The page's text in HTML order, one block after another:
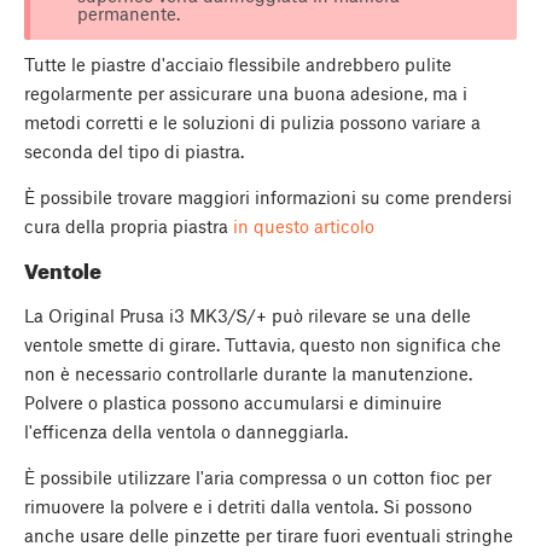
permanente.
Tutte le piastre d'acciaio flessibile andrebbero pulite
regolarmente per assicurare una buona adesione, ma i
metodi corretti e le soluzioni di pulizia possono variare a
seconda del tipo di piastra.
È possibile trovare maggiori informazioni su come prendersi
cura della propria piastra in questo articolo
Ventole
La Original Prusa i3 MK3/S/+ può rilevare se una delle
ventole smette di girare. Tuttavia, questo non significa che
non è necessario controllarle durante la manutenzione.
Polvere o plastica possono accumularsi e diminuire
l'efficenza della ventola o danneggiarla.
È possibile utilizzare l'aria compressa o un cotton fioc per
rimuovere la polvere e i detriti dalla ventola. Si possono
anche usare delle pinzette per tirare fuori eventuali stringhe